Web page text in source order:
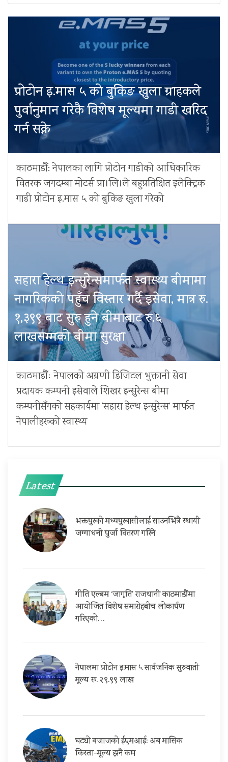
प्रोटोन इ.मास ५ को बुकिङ खुला ग्राहकले
पुर्वानुमान गरेकै विशेष मूल्यमा गाडी खरिद
गर्न सक्ने
काठमाडौँ: नेपालका लागि प्रोटोन गाडीको आधिकारिक
वितरक जगदम्बा मोटर्स प्रा।लि।ले बहुप्रतिक्षित इलेक्ट्रिक
गाडी प्रोटोन इ.मास ५ को बुकिङ खुला गरेको
सहारा हेल्थ इन्सुरेन्समार्फत स्वास्थ्य बीमामा
नागरिकको पहुँच विस्तार गर्दै इसेवा, मात्र रु.
१,३९९ बाट सुरु हुने बीमाबाट रु.६
लाखसम्मको बीमा सुरक्षा
काठमाडौँः नेपालको अग्रणी डिजिटल भुक्तानी सेवा
प्रदायक कम्पनी इसेवाले शिखर इन्सुरेन्स बीमा
कम्पनीसँगको सहकार्यमा ‘सहारा हेल्थ इन्सुरेन्स’ मार्फत
नेपालीहरूको स्वास्थ्य
Latest
भक्तपुरको मध्यपुरबासीलाई साउनभित्रै स्थायी
जग्गाधनी पुर्जा वितरण गरिने
गीति एल्बम ‘जागृति’ राजधानी काठमाडौंमा
आयोजित विशेष समारोहबीच लोकार्पण
गरिएको…
नेपालमा प्रोटोन इ.मास ५ सार्वजनिक सुरुवाती
मूल्य रू. २९.९९ लाख
घट्यो बजाजको ईएमआई: अब मासिक
किस्ता-मूल्य झनै कम